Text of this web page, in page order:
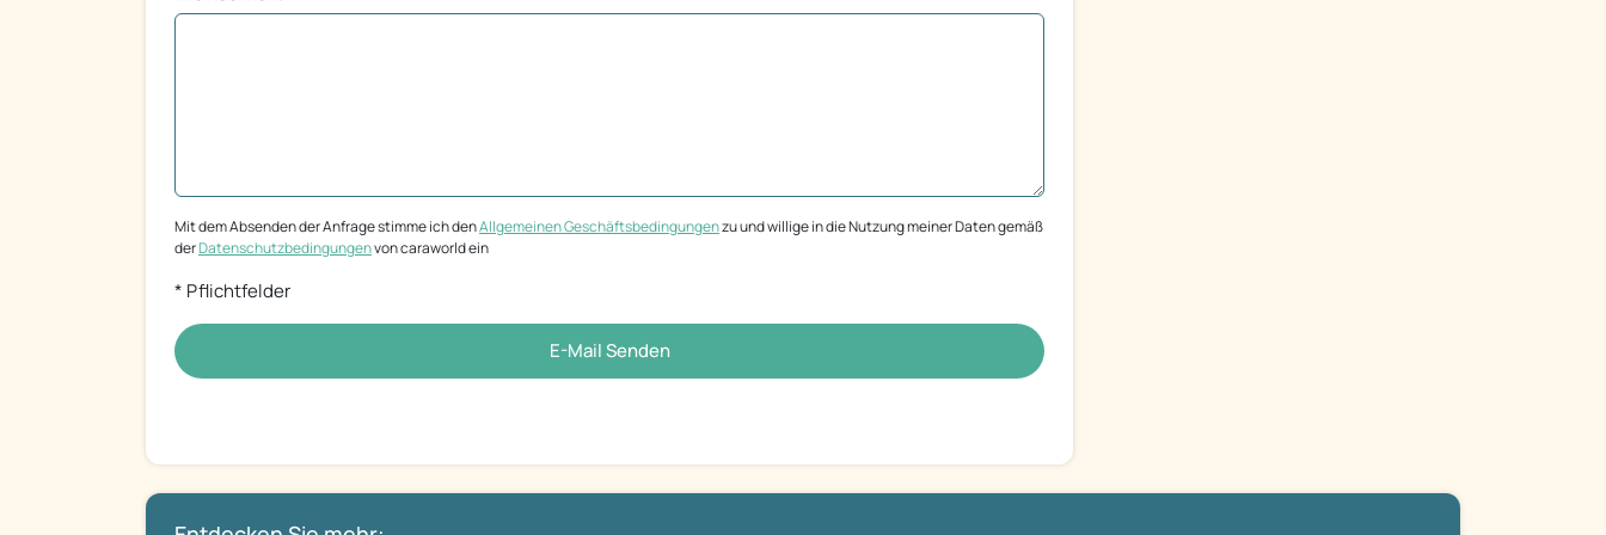
Mit dem Absenden der Anfrage stimme ich denAllgemeinen Geschäftsbedingungenzu und willige in die Nutzung meiner Daten gemäß
derDatenschutzbedingungenvon caraworld ein
* Pflichtfelder
E-Mail Senden